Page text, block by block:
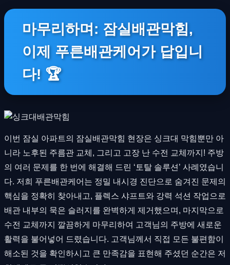
마무리하며: 잠실배관막힘,
이제 푸른배관케어가 답입니
다! 🏆
이번 잠실 아파트의 잠실배관막힘 현장은 싱크대 막힘뿐만 아
니라 노후된 주름관 교체, 그리고 고장 난 수전 교체까지! 주방
의 여러 문제를 한 번에 해결해 드린 ‘토탈 솔루션’ 사례였습니
다. 저희 푸른배관케어는 정밀 내시경 진단으로 숨겨진 문제의
핵심을 정확히 찾아내고, 플렉스 샤프트와 강력 석션 작업으로
배관 내부의 묵은 슬러지를 완벽하게 제거했으며, 마지막으로
수전 교체까지 깔끔하게 마무리하여 고객님의 주방에 새로운
활력을 불어넣어 드렸습니다. 고객님께서 직접 모든 불편함이
해소된 것을 확인하시고 큰 만족감을 표현해 주셨던 순간은 저